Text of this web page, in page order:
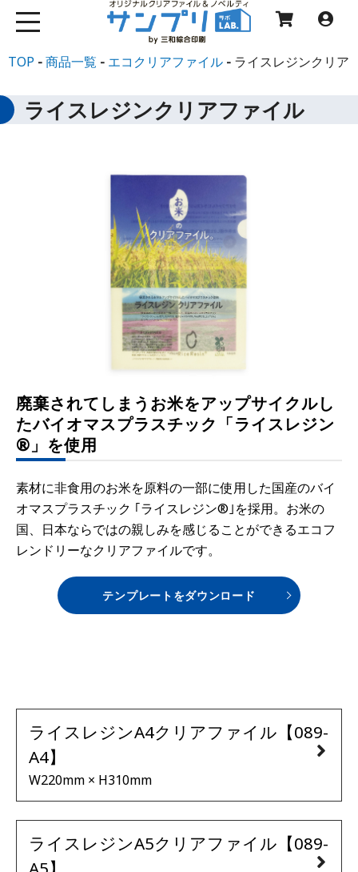
TOP 商品一覧 エコクリアファイル ライスレジンクリア
ライスレジンクリアファイル
廃棄されてしまうお米をアップサイクルし
たバイオマスプラスチック「ライスレジン
®」を使用
素材に非食用のお米を原料の一部に使用した国産のバイ
オマスプラスチック ｢ライスレジン®｣を採用。お米の
国、日本ならではの親しみを感じることができるエコフ
レンドリーなクリアファイルです。
テンプレートをダウンロード
ライスレジンA4クリアファイル【089-
A4】
W220mm × H310mm
ライスレジンA5クリアファイル【089-